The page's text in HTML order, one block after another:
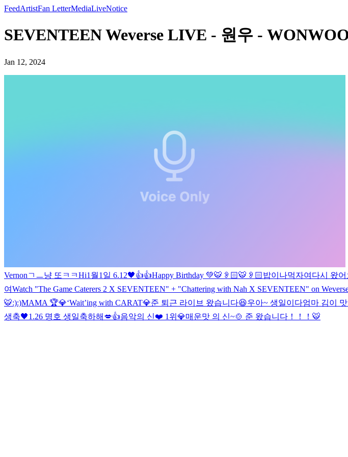
FeedArtistFan LetterMediaLiveNotice
SEVENTEEN Weverse LIVE - 원우 -
Jan 12, 2024
Vernonㄱㅡ냥 또ㅋㅋHi1월1일 6.12🖤👍👍Happy Birthday 💚🐯👂🏻🐯👂🏻밥이나먹자여 다시 왔
여Watch "The Game Caterers 2 X SEVENTEEN" + "Chattering with Nah X SEVENTEEN" on
🐯:):)MAMA 🏆💎‘Wait’ing with CARAT💎준 퇴근 라이브 왔습니다😆우아~ 생일이다엄마 김이
생축🖤1.26 명호 생일축하해💋👍음악의 신❤️ 1위💎매운맛 의 신~🍲 준 왔습니다！！！ 🐯